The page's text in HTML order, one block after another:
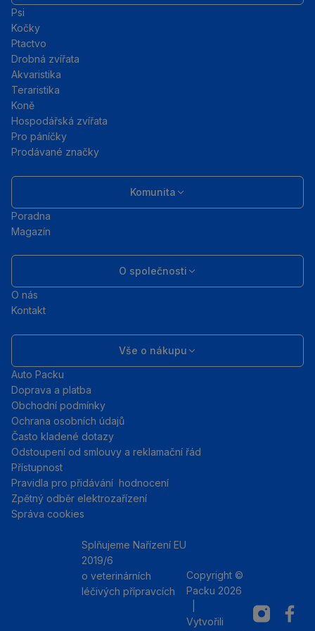
Psi
Kočky
Ptactvo
Drobná zvířata
Akvaristika
Teraristika
Koně
Hospodářská zvířata
Pro páníčky
Prodávané značky
Komunita
Poradna
Magazín
O společnosti
O nás
Kontakt
Vše o nákupu
Auto Packu
Doprava a platba
Obchodní podmínky
Ochrana osobních údajů
Často kladené dotazy
Odstoupení od smlouvy a reklamační řád
Přístupnost
Pravidla pro přidávání hodnocení
Zpětný odběr elektrozařízení
Správa cookies
Splňujeme Nařízení EU
2019/6
o veterinárních
léčivých přípravcích
Copyright ©
Packu 2026
Vytvořili
Instagram